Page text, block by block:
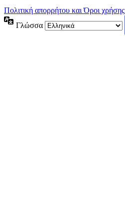
Πολιτική απορρήτου και Όροι χρήσης
Γλώσσα